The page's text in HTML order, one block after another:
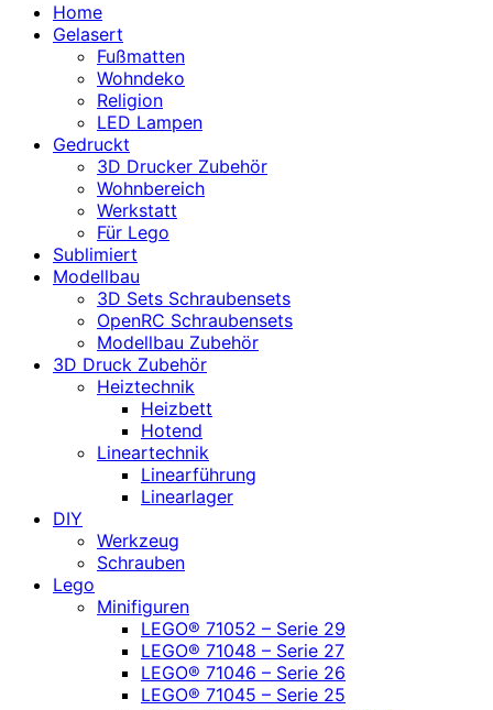
Home
Gelasert
Fußmatten
Wohndeko
Religion
LED Lampen
Gedruckt
3D Drucker Zubehör
Wohnbereich
Werkstatt
Für Lego
Sublimiert
Modellbau
3D Sets Schraubensets
OpenRC Schraubensets
Modellbau Zubehör
3D Druck Zubehör
Heiztechnik
Heizbett
Hotend
Lineartechnik
Linearführung
Linearlager
DIY
Werkzeug
Schrauben
Lego
Minifiguren
LEGO® 71052 – Serie 29
LEGO® 71048 – Serie 27
LEGO® 71046 – Serie 26
LEGO® 71045 – Serie 25